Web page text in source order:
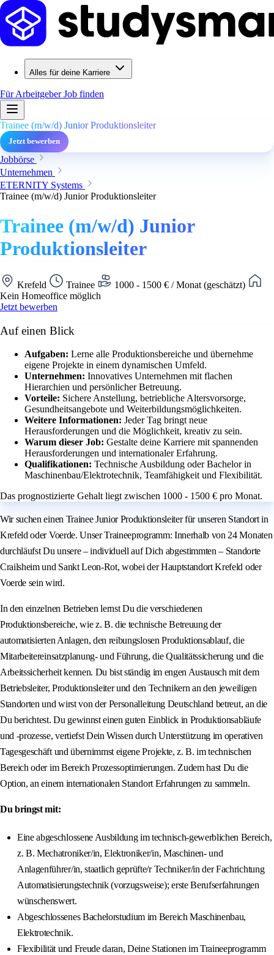
Alles für deine Karriere
Für ArbeitgeberJob finden
Trainee (m/w/d) Junior Produktionsleiter
Jetzt bewerben
Jobbörse
Unternehmen
ETERNITY Systems
Trainee (m/w/d) Junior Produktionsleiter
Trainee (m/w/d) Junior
Produktionsleiter
Krefeld Trainee
1000 - 1500 € / Monat (geschätzt)
Kein Homeoffice möglich
Jetzt bewerben
Auf einen Blick
Aufgaben: Lerne alle Produktionsbereiche und übernehme
eigene Projekte in einem dynamischen Umfeld.
Unternehmen: Innovatives Unternehmen mit flachen
Hierarchien und persönlicher Betreuung.
Vorteile: Sichere Anstellung, betriebliche Altersvorsorge,
Gesundheitsangebote und Weiterbildungsmöglichkeiten.
Weitere Informationen: Jeder Tag bringt neue
Herausforderungen und die Möglichkeit, kreativ zu sein.
Warum dieser Job: Gestalte deine Karriere mit spannenden
Herausforderungen und internationaler Erfahrung.
Qualifikationen: Technische Ausbildung oder Bachelor in
Maschinenbau/Elektrotechnik, Teamfähigkeit und Flexibilität.
Das prognostizierte Gehalt liegt zwischen 1000 - 1500 € pro Monat.
Wir suchen einen Trainee Junior Produktionsleiter für unseren Standort in
Krefeld oder Voerde. Unser Traineeprogramm: Innerhalb von 24 Monaten
durchläufst Du unsere – individuell auf Dich abgestimmten – Standorte
Crailsheim und Sankt Leon-Rot, wobei der Hauptstandort Krefeld oder
Voerde sein wird.
In den einzelnen Betrieben lernst Du die verschiedenen
Produktionsbereiche, wie z. B. die technische Betreuung der
automatisierten Anlagen, den reibungslosen Produktionsablauf, die
Mitarbeitereinsatzplanung- und Führung, die Qualitätssicherung und die
Arbeitssicherheit kennen. Du bist ständig im engen Austausch mit dem
Betriebsleiter, Produktionsleiter und den Technikern an den jeweiligen
Standorten und wirst von der Personalleitung Deutschland betreut, an die
Du berichtest. Du gewinnst einen guten Einblick in Produktionsabläufe
und -prozesse, vertiefst Dein Wissen durch Unterstützung im operativen
Tagesgeschäft und übernimmst eigene Projekte, z. B. im technischen
Bereich oder im Bereich Prozessoptimierungen. Zudem hast Du die
Option, an einem internationalen Standort Erfahrungen zu sammeln.
Du bringst mit:
Eine abgeschlossene Ausbildung im technisch-gewerblichen Bereich,
z. B. Mechatroniker/in, Elektroniker/in, Maschinen‑ und
Anlagenführer/in, staatlich geprüfte/r Techniker/in der Fachrichtung
Automatisierungstechnik (vorzugsweise); erste Berufserfahrungen
wünschenswert.
Abgeschlossenes Bachelorstudium im Bereich Maschinenbau,
Elektrotechnik.
Flexibilität und Freude daran, Deine Stationen im Traineeprogramm